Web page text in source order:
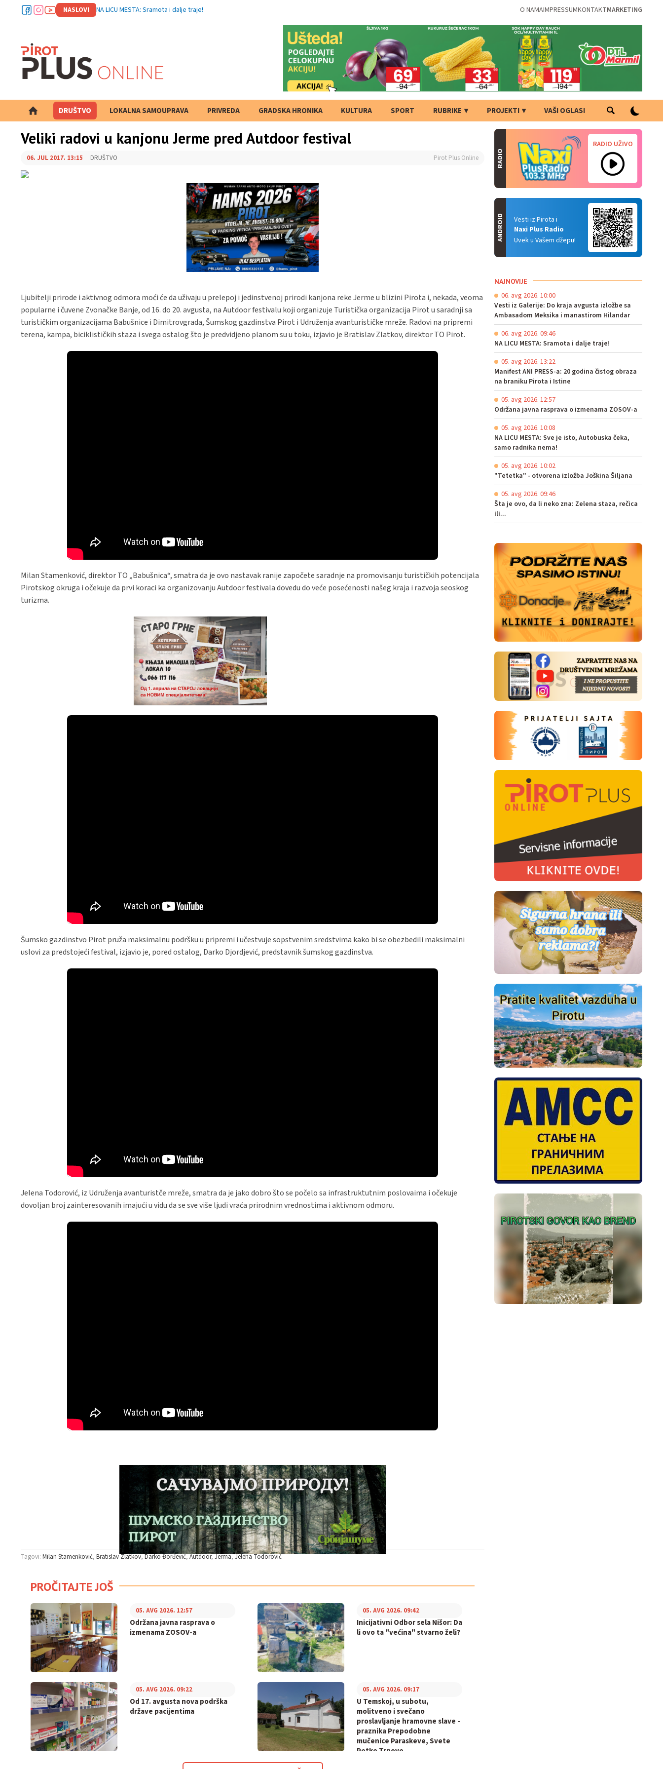
NASLOVI NA LICU MESTA: Sramota i dalje traje! O NAMAIMPRESSUMKONTAKTMARKETING
DRUŠTVO LOKALNA SAMOUPRAVA PRIVREDA GRADSKA HRONIKA KULTURA SPORT RUBRIKE PROJEKTI VAŠI OGLASI
PRETRAGA
Veliki radovi u kanjonu Jerme pred Autdoor festival
06. JUL 2017. 13:15 DRUŠTVO Pirot Plus Online
Ljubitelji prirode i aktivnog odmora moći će da uživaju u prelepoj i jedinstvenoj prirodi kanjona reke Jerme u blizini Pirota i, nekada, veoma
popularne i čuvene Zvonačke Banje, od 16. do 20. avgusta, na Autdoor festivalu koji organizuje Turistička organizacija Pirot u saradnji sa
turističkim organizacijama Babušnice i Dimitrovgrada, Šumskog gazdinstva Pirot i Udruženja avanturističke mreže. Radovi na pripremi
terena, kampa, biciklističkih staza i svega ostalog što je predvidjeno planom su u toku, izjavio je Bratislav Zlatkov, direktor TO Pirot.
Milan Stamenković, direktor TO „Babušnica“, smatra da je ovo nastavak ranije započete saradnje na promovisanju turističkih potencijala
Pirotskog okruga i očekuje da prvi koraci ka organizovanju Autdoor festivala dovedu do veće posećenosti našeg kraja i razvoja seoskog
turizma.
Šumsko gazdinstvo Pirot pruža maksimalnu podršku u pripremi i učestvuje sopstvenim sredstvima kako bi se obezbedili maksimalni
uslovi za predstojeći festival, izjavio je, pored ostalog, Darko Djordjević, predstavnik šumskog gazdinstva.
Jelena Todorović, iz Udruženja avanturistče mreže, smatra da je jako dobro što se počelo sa infrastruktutnim poslovaima i očekuje
dovoljan broj zainteresovanih imajući u vidu da se sve više ljudi vraća prirodnim vrednostima i aktivnom odmoru.
Tagovi: Milan Stamenković Bratislav Zlatkov Darko Đorđević Autdoor Jerma Jelena Todorović
PROČITAJTE JOŠ
Održana javna rasprava o
izmenama ZOSOV-a
05. AVG 2026. 12:57
Inicijativni Odbor sela Nišor: Da
li ovo ta "većina" stvarno želi?
05. AVG 2026. 09:42
Od 17. avgusta nova podrška
države pacijentima
05. AVG 2026. 09:22
U Temskoj, u subotu,
molitveno i svečano
proslavljanje hramovne slave -
praznika Prepodobne
mučenice Paraskeve, Svete
Petke Trnove
05. AVG 2026. 09:17
RADIO
RADIO UŽIVO
Vesti iz Pirota i
Naxi Plus Radio
Uvek u Vašem džepu!
ANDROID
NAJNOVIJE
06. avg 2026. 10:00
Vesti iz Galerije: Do kraja avgusta izložbe sa
Ambasadom Meksika i manastirom Hilandar
06. avg 2026. 09:46
NA LICU MESTA: Sramota i dalje traje!
05. avg 2026. 13:22
Manifest ANI PRESS-a: 20 godina čistog obraza
na braniku Pirota i Istine
05. avg 2026. 12:57
Održana javna rasprava o izmenama ZOSOV-a
05. avg 2026. 10:08
NA LICU MESTA: Sve je isto, Autobuska čeka,
samo radnika nema!
05. avg 2026. 10:02
"Tetetka" - otvorena izložba Joškina Šiljana
05. avg 2026. 09:46
Šta je ovo, da li neko zna: Zelena staza, rečica
ili...